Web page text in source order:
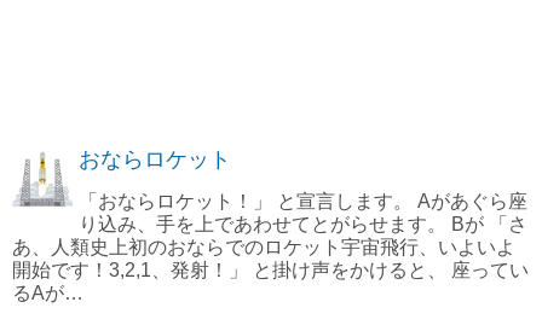
おならロケット
「おならロケット！」 と宣言します。 Aがあぐら座
り込み、手を上であわせてとがらせます。 Bが 「さ
あ、人類史上初のおならでのロケット宇宙飛行、いよいよ
開始です！3,2,1、発射！」 と掛け声をかけると、 座ってい
るAが…